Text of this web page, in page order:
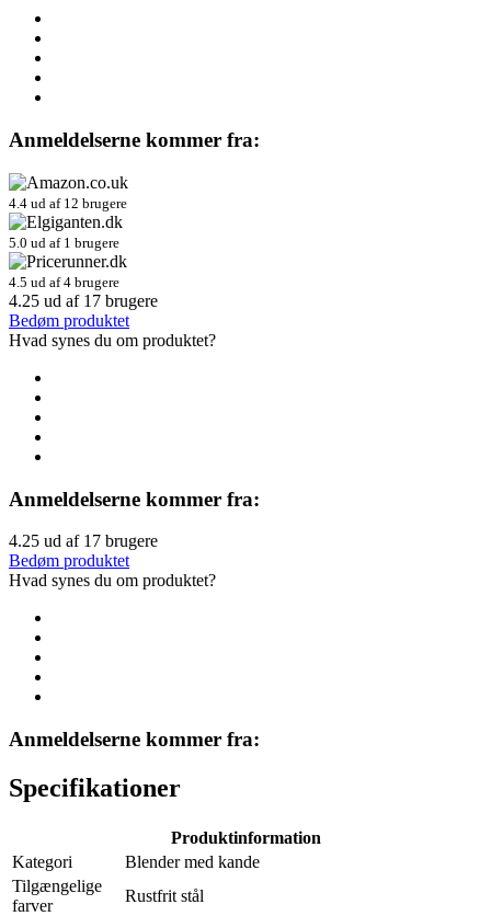
Anmeldelserne kommer fra:
4.4 ud af 12 brugere
5.0 ud af 1 brugere
4.5 ud af 4 brugere
4.25 ud af 17 brugere
Bedøm produktet
Hvad synes du om produktet?
Anmeldelserne kommer fra:
4.25 ud af 17 brugere
Bedøm produktet
Hvad synes du om produktet?
Anmeldelserne kommer fra:
Specifikationer
Produktinformation
Kategori
Blender med kande
Tilgængelige
farver
Rustfrit stål